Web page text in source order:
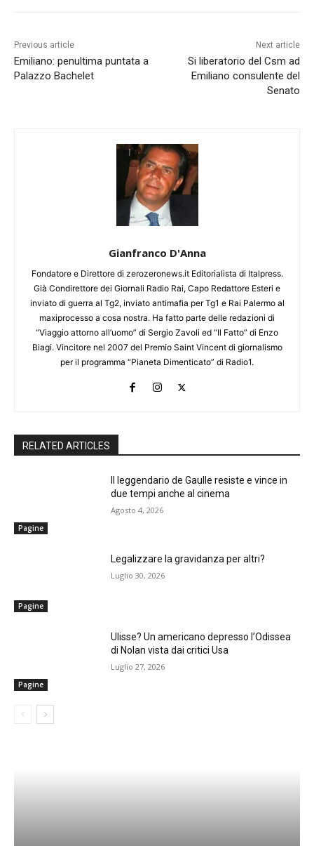
Previous article
Emiliano: penultima puntata a
Palazzo Bachelet
Next article
Si liberatorio del Csm ad
Emiliano consulente del
Senato
Gianfranco D'Anna
Fondatore e Direttore di zerozeronews.it Editorialista di Italpress.
Già Condirettore dei Giornali Radio Rai, Capo Redattore Esteri e
inviato di guerra al Tg2, inviato antimafia per Tg1 e Rai Palermo al
maxiprocesso a cosa nostra. Ha fatto parte delle redazioni di
“Viaggio attorno all’uomo” di Sergio Zavoli ed “Il Fatto” di Enzo
Biagi. Vincitore nel 2007 del Premio Saint Vincent di giornalismo
per il programma “Pianeta Dimenticato” di Radio1.
RELATED ARTICLES
Pagine
Il leggendario de Gaulle resiste e vince in
due tempi anche al cinema
Agosto 4, 2026
Pagine
Legalizzare la gravidanza per altri?
Luglio 30, 2026
Pagine
Ulisse? Un americano depresso l’Odissea
di Nolan vista dai critici Usa
Luglio 27, 2026